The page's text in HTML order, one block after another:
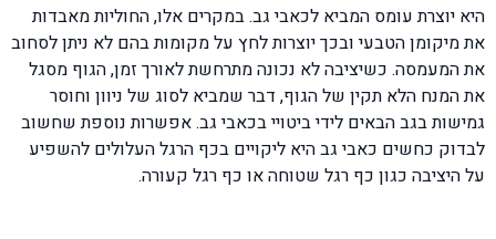
היא יוצרת עומס המביא לכאבי גב. במקרים אלו, החוליות מאבדות
את מיקומן הטבעי ובכך יוצרות לחץ על מקומות בהם לא ניתן לסחוב
את המעמסה. כשיציבה לא נכונה מתרחשת לאורך זמן, הגוף מסגל
את המנח הלא תקין של הגוף, דבר שמביא לסוג של ניוון וחוסר
גמישות בגב הבאים לידי ביטויי בכאבי גב. אפשרות נוספת שחשוב
לבדוק כחשים כאבי גב היא ליקויים בכף הרגל העלולים להשפיע
על היציבה כגון כף רגל שטוחה או כף רגל קעורה.